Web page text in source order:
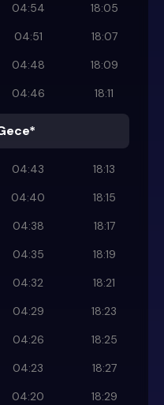
04:54
18:05
04:51
18:07
04:48
18:09
04:46 18:11
04:43
18:13
04:40
18:15
04:38
18:17
04:35
18:19
04:32
18:21
04:29
18:23
04:26
18:25
04:23
18:27
04:20 18:29